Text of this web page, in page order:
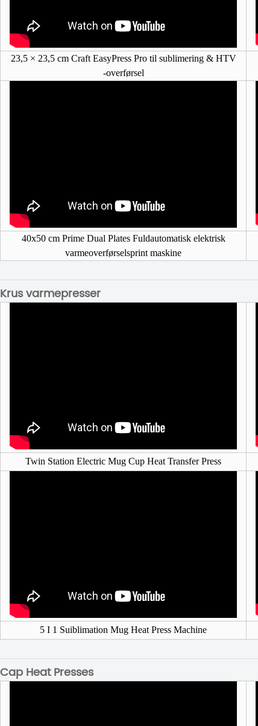
23,5 × 23,5 cm Craft EasyPress Pro til sublimering & HTV
-overførsel
40x50 cm Prime Dual Plates Fuldautomatisk elektrisk
varmeoverførselsprint maskine
Krus varmepresser
Twin Station Electric Mug Cup Heat Transfer Press
5 I 1 Suiblimation Mug Heat Press Machine
Cap Heat Presses